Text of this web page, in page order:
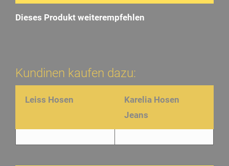
Dieses Produkt weiterempfehlen
Kundinen kaufen dazu:
Leiss Hosen
Karelia Hosen
Jeans